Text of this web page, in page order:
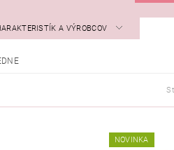
A VÝROBCOV
NOVINKA